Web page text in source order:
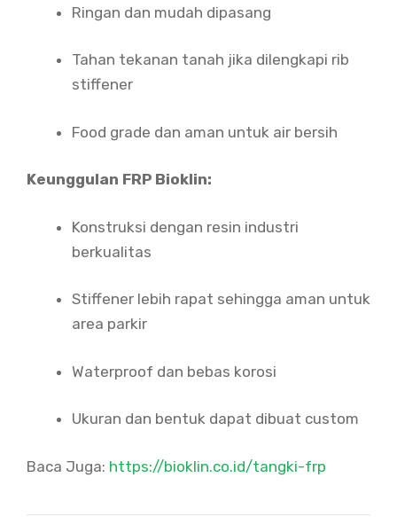
Ringan dan mudah dipasang
Tahan tekanan tanah jika dilengkapi rib
stiffener
Food grade dan aman untuk air bersih
Keunggulan FRP Bioklin:
Konstruksi dengan resin industri
berkualitas
Stiffener lebih rapat sehingga aman untuk
area parkir
Waterproof dan bebas korosi
Ukuran dan bentuk dapat dibuat custom
Baca Juga: https://bioklin.co.id/tangki-frp